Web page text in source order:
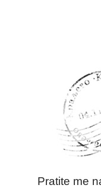
Pratite me